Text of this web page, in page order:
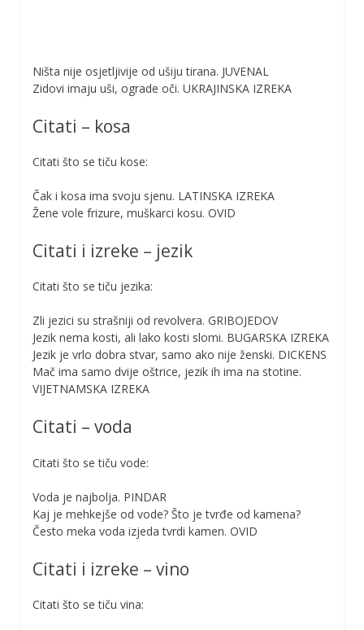
Ništa nije osjetljivije od ušiju tirana. JUVENAL
Zidovi imaju uši, ograde oči. UKRAJINSKA IZREKA
Citati – kosa
Citati što se tiču kose:
Čak i kosa ima svoju sjenu. LATINSKA IZREKA
Žene vole frizure, muškarci kosu. OVID
Citati i izreke – jezik
Citati što se tiču jezika:
Zli jezici su strašniji od revolvera. GRIBOJEDOV
Jezik nema kosti, ali lako kosti slomi. BUGARSKA IZREKA
Jezik je vrlo dobra stvar, samo ako nije ženski. DICKENS
Mač ima samo dvije oštrice, jezik ih ima na stotine.
VIJETNAMSKA IZREKA
Citati – voda
Citati što se tiču vode:
Voda je najbolja. PINDAR
Kaj je mehkejše od vode? Što je tvrđe od kamena?
Često meka voda izjeda tvrdi kamen. OVID
Citati i izreke – vino
Citati što se tiču vina: